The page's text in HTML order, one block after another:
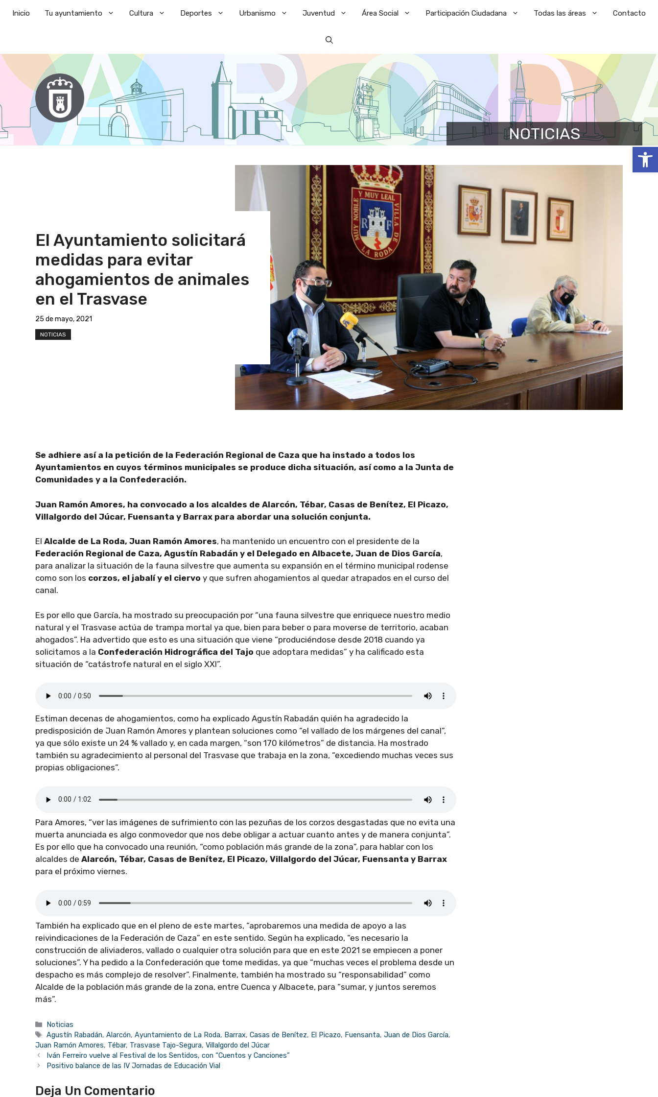
Abrir
Inicio Tu ayuntamiento Cultura Deportes Urbanismo Juventud Área Social Participación Ciudadana Todas las áreas Contacto
NOTICIAS
El Ayuntamiento solicitará
medidas para evitar
ahogamientos de animales
en el Trasvase
25 de mayo, 2021
NOTICIAS
Se adhiere así a la petición de la Federación Regional de Caza que ha instado a todos los
Ayuntamientos en cuyos términos municipales se produce dicha situación, así como a la Junta de
Comunidades y a la Confederación.
Juan Ramón Amores, ha convocado a los alcaldes de Alarcón, Tébar, Casas de Benítez, El Picazo,
Villalgordo del Júcar, Fuensanta y Barrax para abordar una solución conjunta.
El Alcalde de La Roda, Juan Ramón Amores, ha mantenido un encuentro con el presidente de la
Federación Regional de Caza, Agustín Rabadán y el Delegado en Albacete, Juan de Dios García,
para analizar la situación de la fauna silvestre que aumenta su expansión en el término municipal rodense
como son los corzos, el jabalí y el ciervo y que sufren ahogamientos al quedar atrapados en el curso del
canal.
Es por ello que García, ha mostrado su preocupación por “una fauna silvestre que enriquece nuestro medio
natural y el Trasvase actúa de trampa mortal ya que, bien para beber o para moverse de territorio, acaban
ahogados”. Ha advertido que esto es una situación que viene “produciéndose desde 2018 cuando ya
solicitamos a la Confederación Hidrográfica del Tajo que adoptara medidas” y ha calificado esta
situación de “catástrofe natural en el siglo XXI”.
Estiman decenas de ahogamientos, como ha explicado Agustín Rabadán quién ha agradecido la
predisposición de Juan Ramón Amores y plantean soluciones como “el vallado de los márgenes del canal”,
ya que sólo existe un 24 % vallado y, en cada margen, “son 170 kilómetros” de distancia. Ha mostrado
también su agradecimiento al personal del Trasvase que trabaja en la zona, “excediendo muchas veces sus
propias obligaciones”.
Para Amores, “ver las imágenes de sufrimiento con las pezuñas de los corzos desgastadas que no evita una
muerta anunciada es algo conmovedor que nos debe obligar a actuar cuanto antes y de manera conjunta”.
Es por ello que ha convocado una reunión, “como población más grande de la zona”, para hablar con los
alcaldes de Alarcón, Tébar, Casas de Benítez, El Picazo, Villalgordo del Júcar, Fuensanta y Barrax
para el próximo viernes.
También ha explicado que en el pleno de este martes, “aprobaremos una medida de apoyo a las
reivindicaciones de la Federación de Caza” en este sentido. Según ha explicado, “es necesario la
construcción de aliviaderos, vallado o cualquier otra solución para que en este 2021 se empiecen a poner
soluciones”. Y ha pedido a la Confederación que tome medidas, ya que “muchas veces el problema desde un
despacho es más complejo de resolver”. Finalmente, también ha mostrado su “responsabilidad” como
Alcalde de la población más grande de la zona, entre Cuenca y Albacete, para “sumar, y juntos seremos
más”.
Categorías
Noticias
Etiquetas
Agustín Rabadán,Alarcón,Ayuntamiento de La Roda, Barrax,Casas de Benítez, El Picazo, Fuensanta,Juan de Dios García,
Juan Ramón Amores, Tébar, Trasvase Tajo-Segura, Villalgordo del Júcar
Iván Ferreiro vuelve al Festival de los Sentidos, con “Cuentos y Canciones”
Positivo balance de las IV Jornadas de Educación Vial
Deja Un Comentario